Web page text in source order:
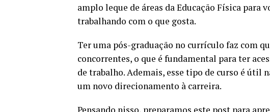
amplo leque de áreas da Educação Física para
trabalhando com o que gosta.
Ter uma pós-graduação no currículo faz com
concorrentes, o que é fundamental para ter
de trabalho. Ademais, esse tipo de curso é útil
um novo direcionamento à carreira.
Pensando nisso, preparamos este post para